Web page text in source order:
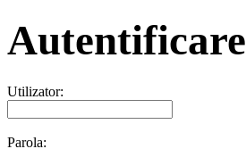
Autentificare
Utilizator:
Parola: